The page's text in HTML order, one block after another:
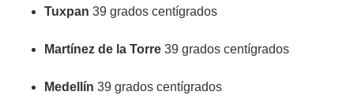
Tuxpan 39 grados centígrados
Martínez de la Torre 39 grados centígrados
Medellín 39 grados centígrados